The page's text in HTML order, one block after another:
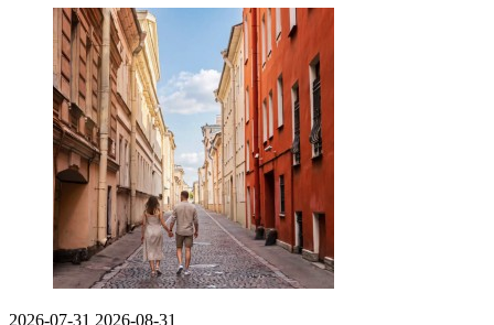
2026-07-31 2026-08-31